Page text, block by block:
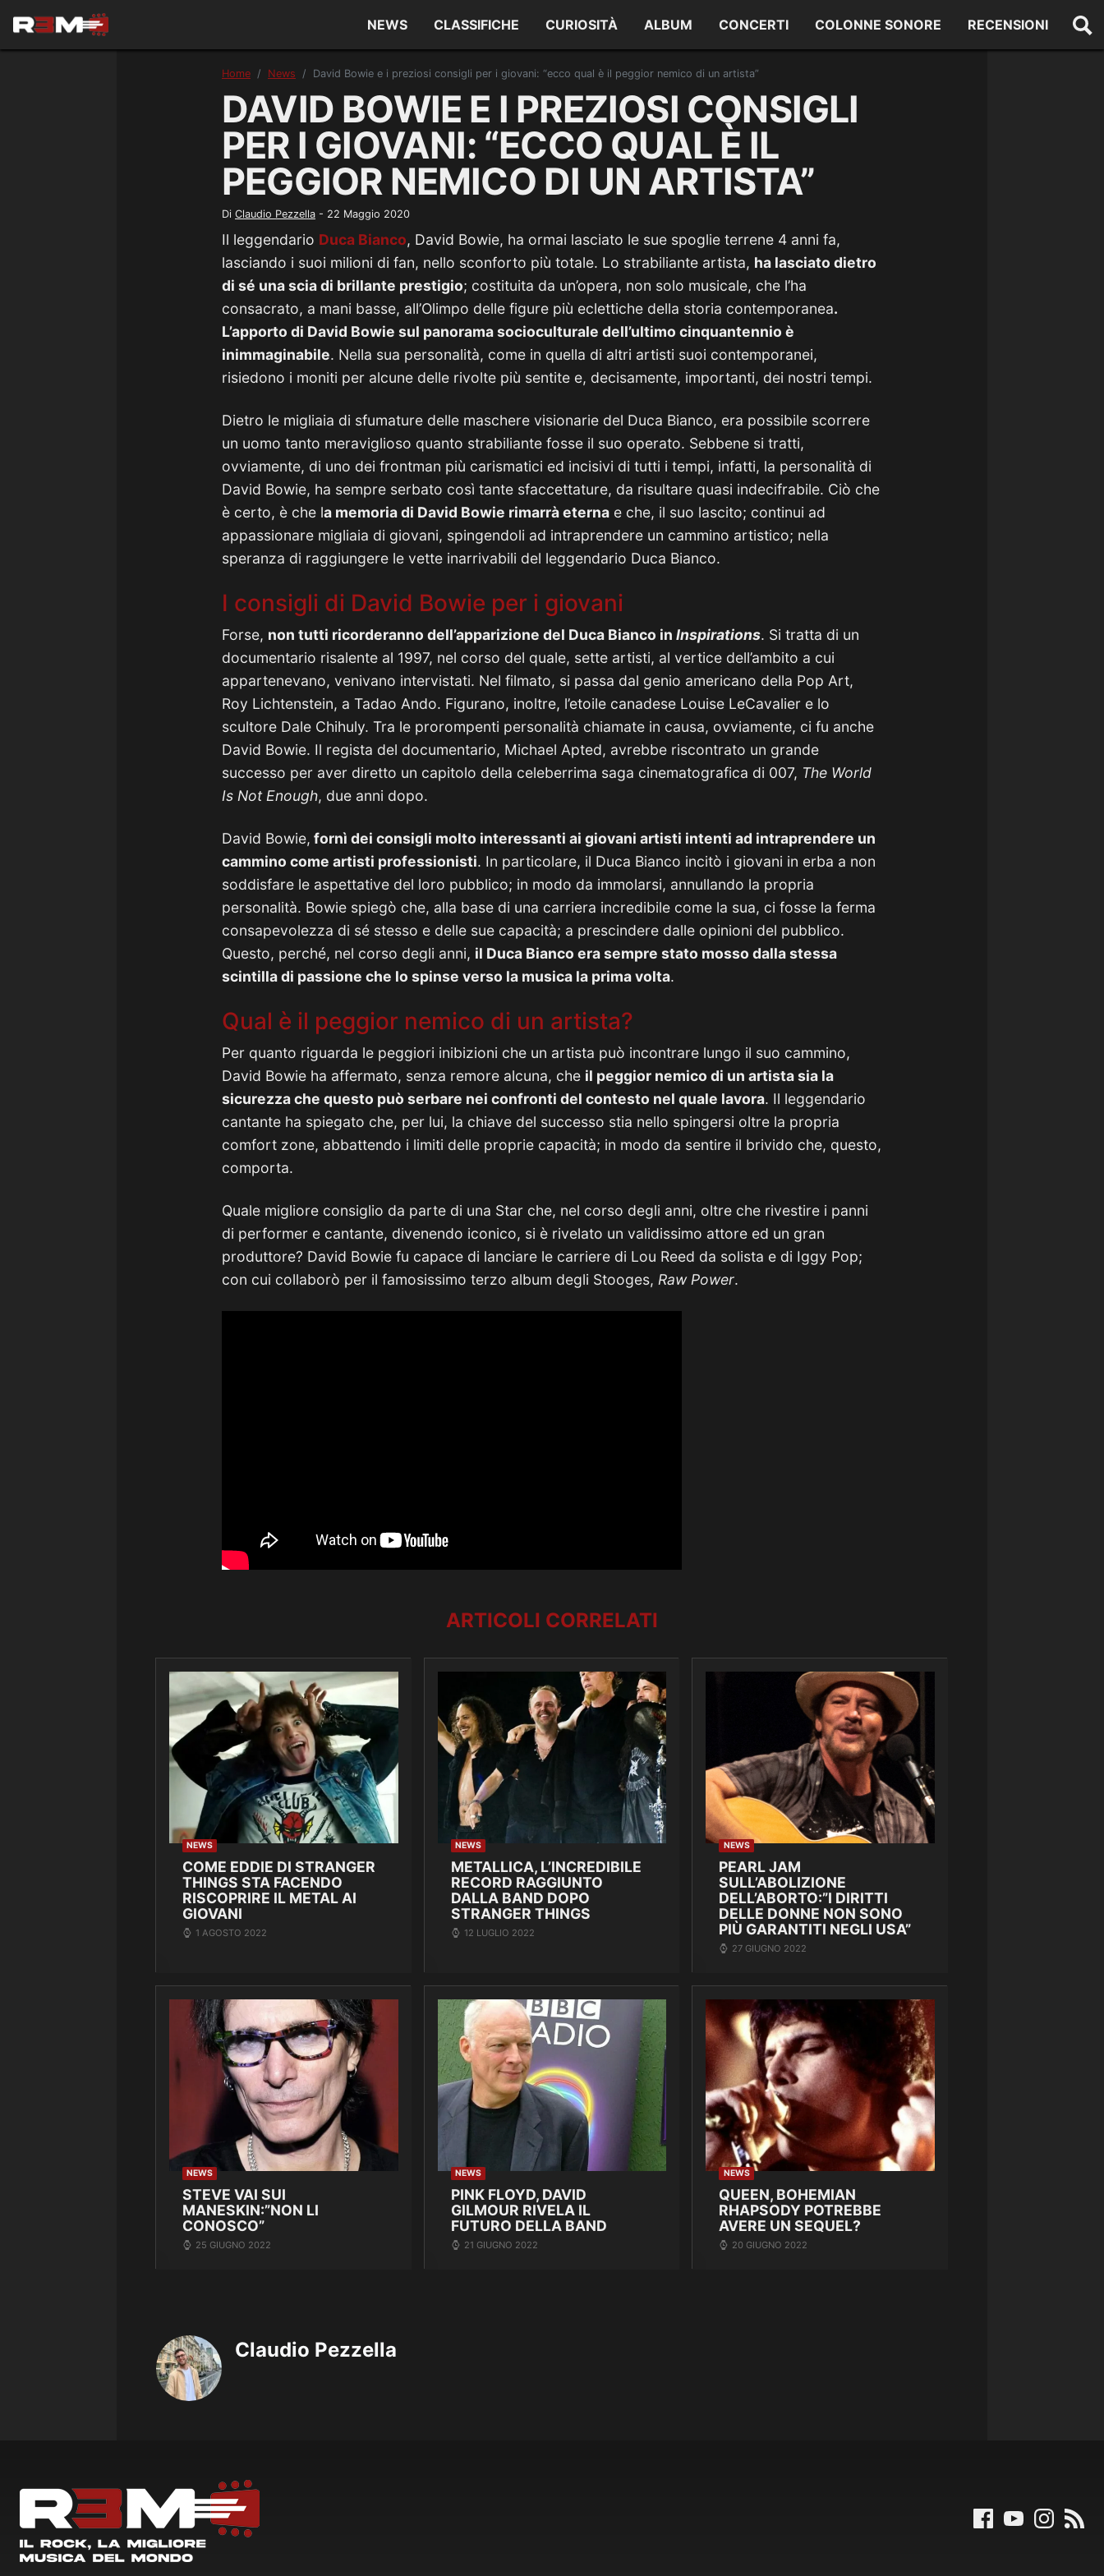
NEWS CLASSIFICHE CURIOSITÀ ALBUM CONCERTI COLONNE SONORE RECENSIONI
Home News David Bowie e i preziosi consigli per i giovani: “ecco qual è il peggior nemico di un artista”
DAVID BOWIE E I PREZIOSI CONSIGLI
PER I GIOVANI: “ECCO QUAL È IL
PEGGIOR NEMICO DI UN ARTISTA”
Di Claudio Pezzella - 22 Maggio 2020
Il leggendario Duca Bianco, David Bowie, ha ormai lasciato le sue spoglie terrene 4 anni fa,
lasciando i suoi milioni di fan, nello sconforto più totale. Lo strabiliante artista, ha lasciato dietro
di sé una scia di brillante prestigio; costituita da un’opera, non solo musicale, che l’ha
consacrato, a mani basse, all’Olimpo delle figure più eclettiche della storia contemporanea.
L’apporto di David Bowie sul panorama socioculturale dell’ultimo cinquantennio è
inimmaginabile. Nella sua personalità, come in quella di altri artisti suoi contemporanei,
risiedono i moniti per alcune delle rivolte più sentite e, decisamente, importanti, dei nostri tempi.
Dietro le migliaia di sfumature delle maschere visionarie del Duca Bianco, era possibile scorrere
un uomo tanto meraviglioso quanto strabiliante fosse il suo operato. Sebbene si tratti,
ovviamente, di uno dei frontman più carismatici ed incisivi di tutti i tempi, infatti, la personalità di
David Bowie, ha sempre serbato così tante sfaccettature, da risultare quasi indecifrabile. Ciò che
è certo, è che la memoria di David Bowie rimarrà eterna e che, il suo lascito; continui ad
appassionare migliaia di giovani, spingendoli ad intraprendere un cammino artistico; nella
speranza di raggiungere le vette inarrivabili del leggendario Duca Bianco.
I consigli di David Bowie per i giovani
Forse, non tutti ricorderanno dell’apparizione del Duca Bianco in Inspirations. Si tratta di un
documentario risalente al 1997, nel corso del quale, sette artisti, al vertice dell’ambito a cui
appartenevano, venivano intervistati. Nel filmato, si passa dal genio americano della Pop Art,
Roy Lichtenstein, a Tadao Ando. Figurano, inoltre, l’etoile canadese Louise LeCavalier e lo
scultore Dale Chihuly. Tra le prorompenti personalità chiamate in causa, ovviamente, ci fu anche
David Bowie. Il regista del documentario, Michael Apted, avrebbe riscontrato un grande
successo per aver diretto un capitolo della celeberrima saga cinematografica di 007, The World
Is Not Enough, due anni dopo.
David Bowie, fornì dei consigli molto interessanti ai giovani artisti intenti ad intraprendere un
cammino come artisti professionisti. In particolare, il Duca Bianco incitò i giovani in erba a non
soddisfare le aspettative del loro pubblico; in modo da immolarsi, annullando la propria
personalità. Bowie spiegò che, alla base di una carriera incredibile come la sua, ci fosse la ferma
consapevolezza di sé stesso e delle sue capacità; a prescindere dalle opinioni del pubblico.
Questo, perché, nel corso degli anni, il Duca Bianco era sempre stato mosso dalla stessa
scintilla di passione che lo spinse verso la musica la prima volta.
Qual è il peggior nemico di un artista?
Per quanto riguarda le peggiori inibizioni che un artista può incontrare lungo il suo cammino,
David Bowie ha affermato, senza remore alcuna, che il peggior nemico di un artista sia la
sicurezza che questo può serbare nei confronti del contesto nel quale lavora. Il leggendario
cantante ha spiegato che, per lui, la chiave del successo stia nello spingersi oltre la propria
comfort zone, abbattendo i limiti delle proprie capacità; in modo da sentire il brivido che, questo,
comporta.
Quale migliore consiglio da parte di una Star che, nel corso degli anni, oltre che rivestire i panni
di performer e cantante, divenendo iconico, si è rivelato un validissimo attore ed un gran
produttore? David Bowie fu capace di lanciare le carriere di Lou Reed da solista e di Iggy Pop;
con cui collaborò per il famosissimo terzo album degli Stooges, Raw Power.
ARTICOLI CORRELATI
NEWS
COME EDDIE DI STRANGER
THINGS STA FACENDO
RISCOPRIRE IL METAL AI
GIOVANI
1 AGOSTO 2022
NEWS
METALLICA, L’INCREDIBILE
RECORD RAGGIUNTO
DALLA BAND DOPO
STRANGER THINGS
12 LUGLIO 2022
NEWS
PEARL JAM
SULL’ABOLIZIONE
DELL’ABORTO:”I DIRITTI
DELLE DONNE NON SONO
PIÙ GARANTITI NEGLI USA”
27 GIUGNO 2022
NEWS
STEVE VAI SUI
MANESKIN:”NON LI
CONOSCO”
25 GIUGNO 2022
NEWS
PINK FLOYD, DAVID
GILMOUR RIVELA IL
FUTURO DELLA BAND
21 GIUGNO 2022
NEWS
QUEEN, BOHEMIAN
RHAPSODY POTREBBE
AVERE UN SEQUEL?
20 GIUGNO 2022
Claudio Pezzella